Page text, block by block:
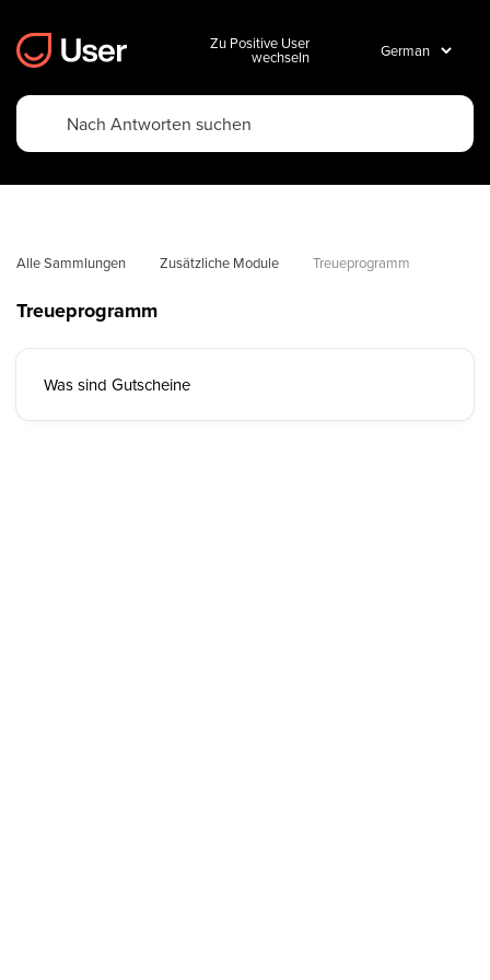
Zu Positive User
wechseln
Alle Sammlungen Zusätzliche Module Treueprogramm
Treueprogramm
Was sind Gutscheine